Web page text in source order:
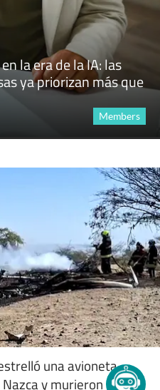
la era de la IA: las
ya priorizan más que
Members
una avioneta
y murieron 13